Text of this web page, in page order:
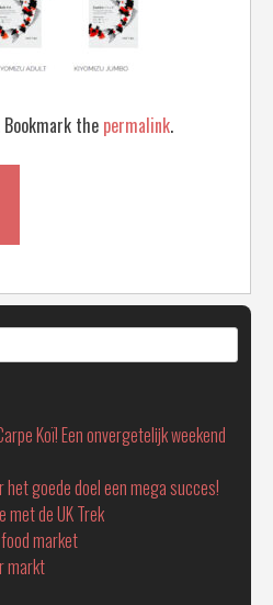
the permalink.
Koï! Een onvergetelijk weekend
goede doel een mega succes!
met de UK Trek
food market
markt